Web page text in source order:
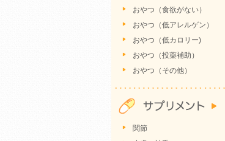
おやつ（食欲がない）
おやつ（低アレルゲン）
おやつ（低カロリー)
おやつ（投薬補助）
おやつ（その他）
関節